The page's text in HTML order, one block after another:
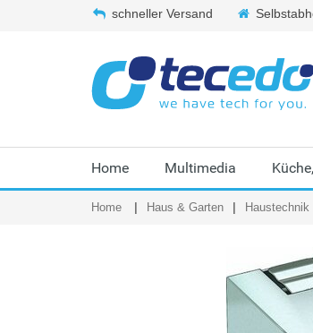
schneller Versand
Home Multimedia
Home Haus & Garten Haustechnik